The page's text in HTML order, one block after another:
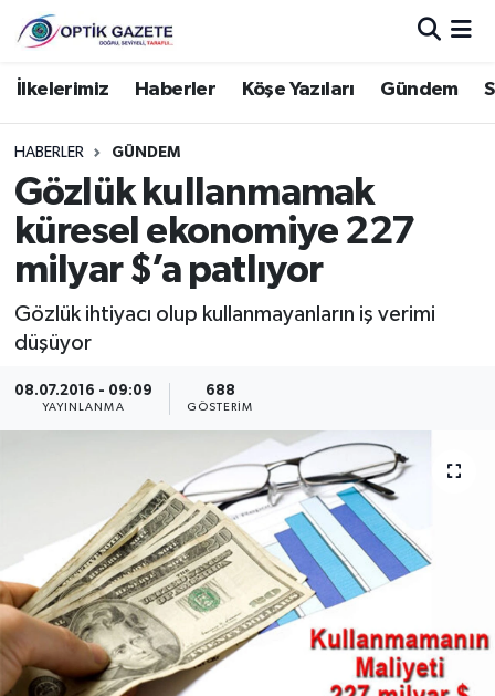
İlkelerimiz Haberler Köşe Yazıları Gündem
HABERLER GÜNDEM
Gözlük kullanmamak
küresel ekonomiye 227
milyar $’a patlıyor
Gözlük ihtiyacı olup kullanmayanların iş verimi
düşüyor
08.07.2016 - 09:09
YAYINLANMA
688
GÖSTERIM
Nöbetçi Eczaneler
Hava Durumu
İstanbul Namaz Vakitleri
Trafik Durumu
Süper Lig Puan Durumu ve Fikstür
Haber Arşivi